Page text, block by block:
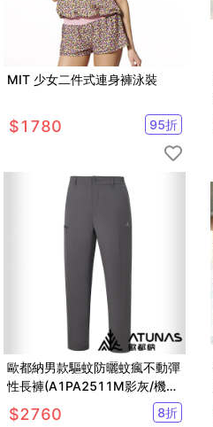
MIT 少女二件式連身褲泳裝
$1780 95折
歐都納男款驅蚊防曬蚊瘋不動彈
性長褲(A1PA2511M影灰/機能
長褲/防蚊褲)
$2760 8折